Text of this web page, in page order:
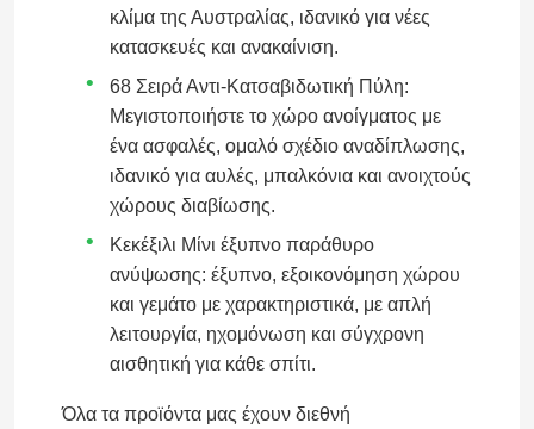
κλίμα της Αυστραλίας, ιδανικό για νέες
κατασκευές και ανακαίνιση.
68 Σειρά Αντι-Κατσαβιδωτική Πύλη:
Μεγιστοποιήστε το χώρο ανοίγματος με
ένα ασφαλές, ομαλό σχέδιο αναδίπλωσης,
ιδανικό για αυλές, μπαλκόνια και ανοιχτούς
χώρους διαβίωσης.
Κεκέξιλι Μίνι έξυπνο παράθυρο
ανύψωσης: έξυπνο, εξοικονόμηση χώρου
και γεμάτο με χαρακτηριστικά, με απλή
λειτουργία, ηχομόνωση και σύγχρονη
αισθητική για κάθε σπίτι.
Όλα τα προϊόντα μας έχουν διεθνή